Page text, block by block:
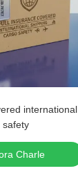
international
safety
Charle